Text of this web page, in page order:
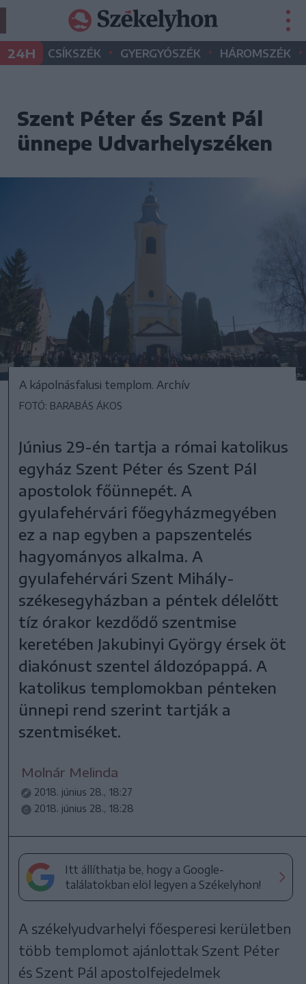
24H CSÍKSZÉK • GYERGYÓSZÉK • HÁROMSZÉK •
Szent Péter és Szent Pál
ünnepe Udvarhelyszéken
A kápolnásfalusi templom. Archív
FOTÓ: BARABÁS ÁKOS
Június 29-én tartja a római katolikus
egyház Szent Péter és Szent Pál
apostolok főünnepét. A
gyulafehérvári főegyházmegyében
ez a nap egyben a papszentelés
hagyományos alkalma. A
gyulafehérvári Szent Mihály-
székesegyházban a péntek délelőtt
tíz órakor kezdődő szentmise
keretében Jakubinyi György érsek öt
diakónust szentel áldozópappá. A
katolikus templomokban pénteken
ünnepi rend szerint tartják a
szentmiséket.
Molnár Melinda
2018. június 28., 18:27
2018. június 28., 18:28
Itt állíthatja be, hogy a Google-
találatokban elöl legyen a Székelyhon!
A székelyudvarhelyi főesperesi kerületben
több templomot ajánlottak Szent Péter
és Szent Pál apostolfejedelmek